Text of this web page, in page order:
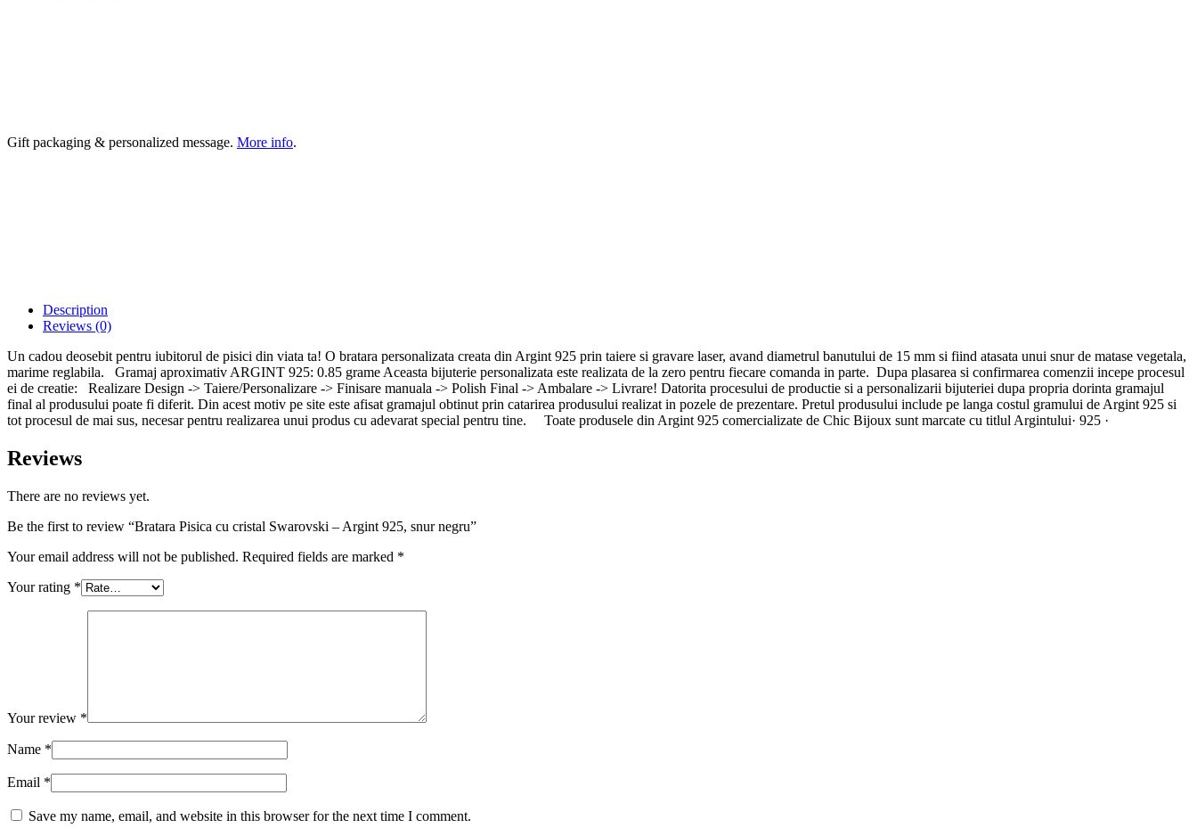
Gift packaging & personalized message. More info.
Description
Reviews (0)
Un cadou deosebit pentru iubitorul de pisici din viata ta! O bratara personalizata creata din Argint 925 prin taiere si gravare laser, avand diametrul banutului de 15 mm si fiind atasata unui snur de matase vegetala,
marime reglabila. Gramaj aproximativ ARGINT 925: 0.85 grame Aceasta bijuterie personalizata este realizata de la zero pentru fiecare comanda in parte. Dupa plasarea si confirmarea comenzii incepe procesul
ei de creatie: Realizare Design -> Taiere/Personalizare -> Finisare manuala -> Polish Final -> Ambalare -> Livrare! Datorita procesului de productie si a personalizarii bijuteriei dupa propria dorinta gramajul
final al produsului poate fi diferit. Din acest motiv pe site este afisat gramajul obtinut prin catarirea produsului realizat in pozele de prezentare. Pretul produsului include pe langa costul gramului de Argint 925 si
tot procesul de mai sus, necesar pentru realizarea unui produs cu adevarat special pentru tine. Toate produsele din Argint 925 comercializate de Chic Bijoux sunt marcate cu titlul Argintului· 925 ·
Reviews
There are no reviews yet.
Be the first to review “Bratara Pisica cu cristal Swarovski – Argint 925, snur negru”
Your email address will not be published. Required fields are marked *
Your rating *
Your review *
Name *
Email *
Save my name, email, and website in this browser for the next time I comment.